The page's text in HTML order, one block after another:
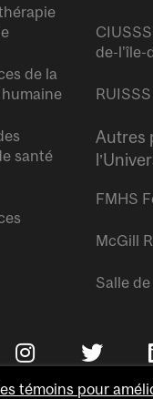
de la
santé
de-
Autres
FMHS
McGill
Salle
témoins pour